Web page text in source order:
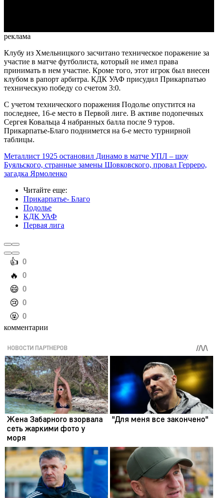
реклама
Клубу из Хмельницкого засчитано техническое поражение за
участие в матче футболиста, который не имел права
принимать в нем участие. Кроме того, этот игрок был внесен
клубом в рапорт арбитра. КДК УАФ присудил Прикарпатью
техническую победу со счетом 3:0.
С учетом технического поражения Подолье опустится на
последнее, 16-е место в Первой лиге. В активе подопечных
Сергея Ковальца 4 набранных балла после 9 туров.
Прикарпатье-Благо поднимется на 6-е место турнирной
таблицы.
Металлист 1925 остановил Динамо в матче УПЛ – шоу
Буяльского, странные замены Шовковского, провал Герреро,
загадка Ярмоленко
Читайте еще:
Прикарпатье- Благо
Подолье
КДК УАФ
Первая лига
️👍 0
️🔥 0
️😄 0
️😢 0
️🤬 0
комментарии